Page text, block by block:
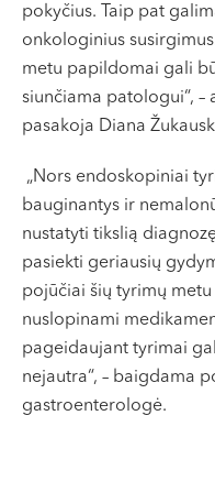
pokyčius. Taip pat
onkologinius
metu papildomai gali
siunčiama patologui“,
pasakoja Diana
„Nors endoskopiniai
bauginantys ir
nustatyti tikslią
pasiekti geriausių
pojūčiai šių tyrimų
nuslopinami
pageidaujant tyrimai
nejautra“, – baigdama
gastroenterologė.